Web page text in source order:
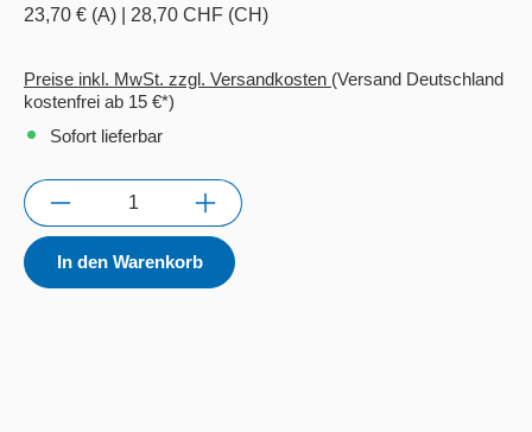
23,70 € (A) 28,70 CHF (CH)
Preise inkl. MwSt. zzgl. Versandkosten (Versand Deutschland
kostenfrei ab 15 €*)
Sofort lieferbar
Anzahl
In den Warenkorb